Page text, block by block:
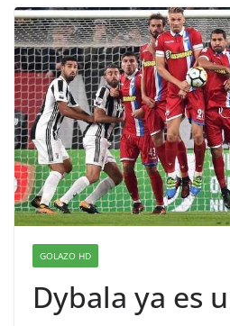
GOLAZO HD
Dybala ya es